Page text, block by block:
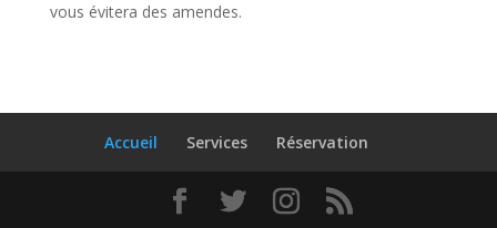
vous évitera des amendes.
Accueil Services Réservation